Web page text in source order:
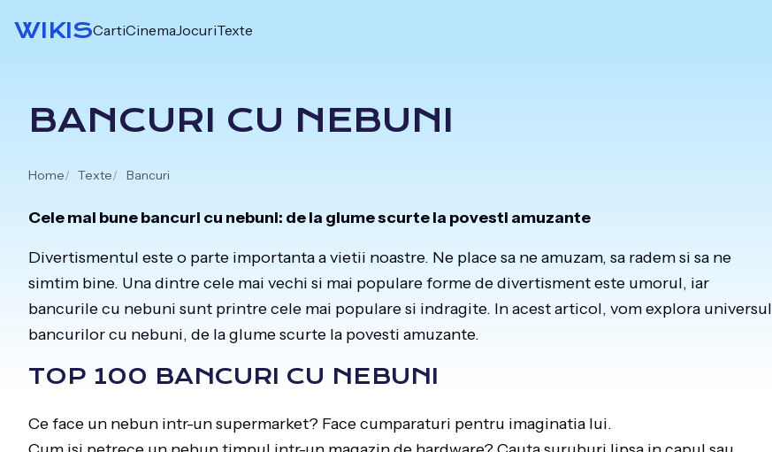
WIKISCartiCinemaJocuriTexte
BANCURI CU NEBUNI
Home Texte Bancuri
Cele mai bune bancuri cu nebuni: de la glume scurte la povesti amuzante
Divertismentul este o parte importanta a vietii noastre. Ne place sa ne amuzam, sa radem si sa ne
simtim bine. Una dintre cele mai vechi si mai populare forme de divertisment este umorul, iar
bancurile cu nebuni sunt printre cele mai populare si indragite. In acest articol, vom explora universul
bancurilor cu nebuni, de la glume scurte la povesti amuzante.
TOP 100 BANCURI CU NEBUNI
Ce face un nebun intr-un supermarket? Face cumparaturi pentru imaginatia lui.